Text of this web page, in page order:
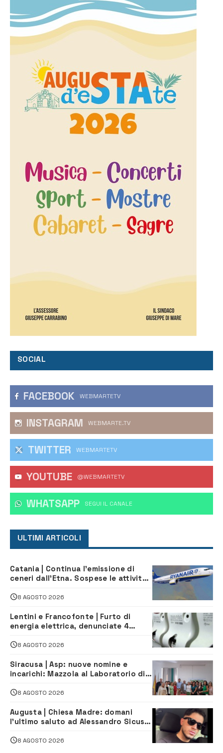
SOCIAL
FACEBOOK WEBMARTETV
INSTAGRAM WEBMARTE.TV
TWITTER WEBMARTETV
YOUTUBE @WEBMARTETV
WHATSAPP ‎SEGUI IL CANALE
ULTIMI ARTICOLI
Catania | Continua l’emissione di
ceneri dall’Etna. Sospese le attività
8 AGOSTO 2026
Lentini e Francofonte | Furto di
energia elettrica, denunciate 4
8 AGOSTO 2026
Siracusa | Asp: nuove nomine e
incarichi: Mazzola al Laboratorio di
Servizio Legale
8 AGOSTO 2026
Augusta | Chiesa Madre: domani
l’ultimo saluto ad Alessandro Sicuso,
8 AGOSTO 2026